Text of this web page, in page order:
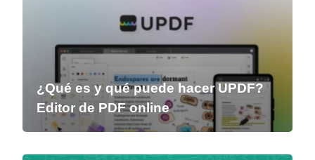
¿Qué es y qué puede hacer UPDF?
Editor de PDF online